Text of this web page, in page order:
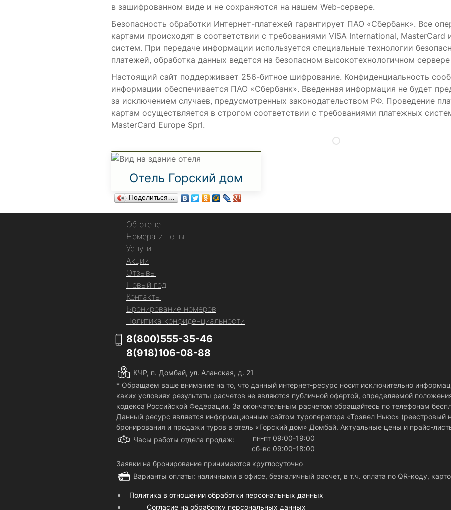
в зашифрованном виде и не сохраняются на нашем Web-сервере.
Безопасность обработки Интернет-платежей гарантирует ПАО «Сбербанк». Все
картами происходят в соответствии с требованиями VISA International, MasterCard
систем. При передаче информации используется специальные технологии
платежей, обработка данных ведется на безопасном высокотехнологичном
Настоящий сайт поддерживает 256-битное шифрование. Конфиденциальность
информации обеспечивается ПАО «Сбербанк». Введенная информация не будет
за исключением случаев, предусмотренных законодательством РФ. Проведение
картам осуществляется в строгом соответствии с требованиями платежных
MasterCard Europe Sprl.
Отель Горский дом
Поделиться…
Об отеле
Номера и цены
Услуги
Акции
Отзывы
Новый год
Контакты
Бронирование номеров
Политика конфиденциальности
8(800)555-35-46
8(918)106-08-88
КЧР, п. Домбай, ул. Аланская, д. 21
* Обращаем ваше внимание на то, что данный интернет-ресурс носит исключительно
каких условиях результаты расчетов не являются публичной офертой, определяемой
кодекса Российской Федерации. За окончательным расчетом обращайтесь по телефонам
Данный ресурс является информационным сайтом туроператора «Трэвел Ньюс» (реестровый
бронирования и продажи туров в отель «Горский дом» Домбай. Актуальные цены и прайс-
Часы работы отдела продаж:
пн-пт 09:00-19:00
сб-вс 09:00-18:00
Заявки на бронирование принимаются круглосуточно
Варианты оплаты: наличными в офисе, безналичный расчет, в т.ч. оплата по QR-коду,
Политика в отношении обработки персональных данных
Согласие на обработку персональных данных